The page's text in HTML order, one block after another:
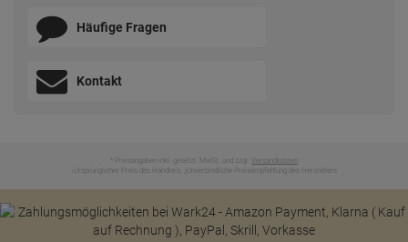
Häufige Fragen
Kontakt
* Preisangaben inkl. gesetzl. MwSt. und zzgl. Versandkosten
Ursprünglicher Preis des Händlers, Unverbindliche Preisempfehlung des Herstellers